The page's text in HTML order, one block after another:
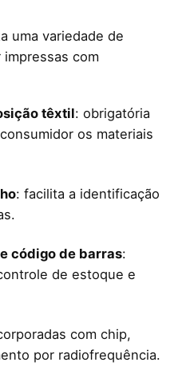
uma variedade de
com
têxtil: obrigatória
os materiais
: facilita a identificação
código de barras:
de estoque e
com chip,
por radiofrequência.